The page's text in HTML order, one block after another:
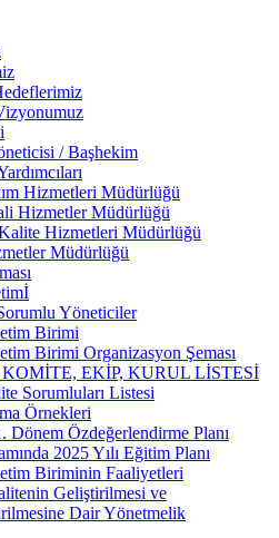
/ Başhekim
Hizmetleri Müdürlüğü
Hizmetler Müdürlüğü
Hizmetleri Müdürlüğü
Müdürlüğü
Yöneticiler
Birimi
Birimi Organizasyon Şeması
EKİP, KURUL LİSTESİ
Sorumluları Listesi
Örnekleri
Dönem Özdeğerlendirme Planı
2025 Yılı Eğitim Planı
Biriminin Faaliyetleri
Geliştirilmesi ve
Dair Yönetmelik